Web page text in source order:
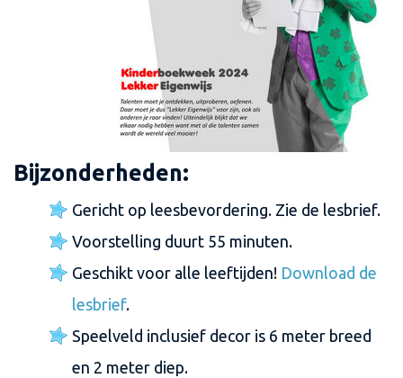
Bijzonderheden:
Gericht op leesbevordering. Zie de lesbrief.
Voorstelling duurt 55 minuten.
Geschikt voor alle leeftijden! Download de
lesbrief.
Speelveld inclusief decor is 6 meter breed
en 2 meter diep.